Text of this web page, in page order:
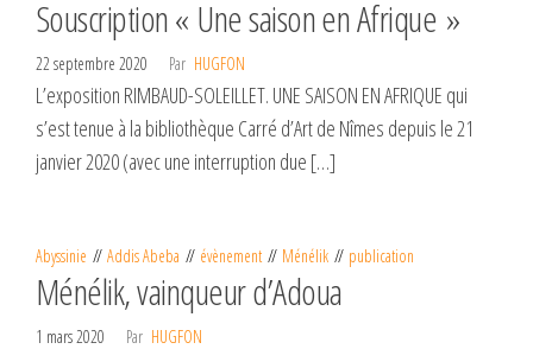
Souscription « Une saison en Afrique »
22 septembre 2020 Par HUGFON
L’exposition RIMBAUD-SOLEILLET. UNE SAISON EN AFRIQUE qui
s’est tenue à la bibliothèque Carré d’Art de Nîmes depuis le 21
janvier 2020 (avec une interruption due […]
Abyssinie Addis Abeba évènement Ménélik publication
Ménélik, vainqueur d’Adoua
1 mars 2020 Par HUGFON